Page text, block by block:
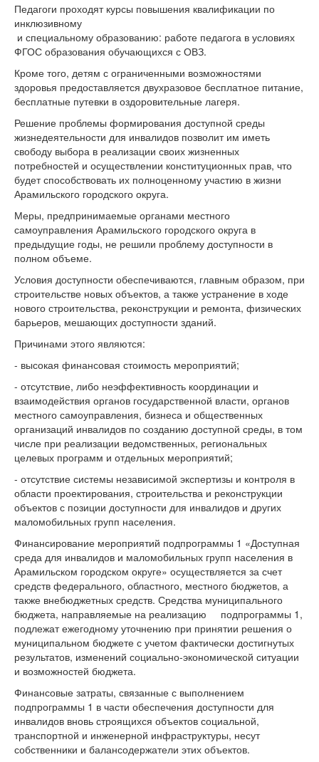
Педагоги проходят курсы повышения квалификации по
инклюзивному
и специальному образованию: работе педагога в условиях
ФГОС образования обучающихся с ОВЗ.
Кроме того, детям с ограниченными возможностями
здоровья предоставляется двухразовое бесплатное питание,
бесплатные путевки в оздоровительные лагеря.
Решение проблемы формирования доступной среды
жизнедеятельности для инвалидов позволит им иметь
свободу выбора в реализации своих жизненных
потребностей и осуществлении конституционных прав, что
будет способствовать их полноценному участию в жизни
Арамильского городского округа.
Меры, предпринимаемые органами местного
самоуправления Арамильского городского округа в
предыдущие годы, не решили проблему доступности в
полном объеме.
Условия доступности обеспечиваются, главным образом, при
строительстве новых объектов, а также устранение в ходе
нового строительства, реконструкции и ремонта, физических
барьеров, мешающих доступности зданий.
Причинами этого являются:
- высокая финансовая стоимость мероприятий;
- отсутствие, либо неэффективность координации и
взаимодействия органов государственной власти, органов
местного самоуправления, бизнеса и общественных
организаций инвалидов по созданию доступной среды, в том
числе при реализации ведомственных, региональных
целевых программ и отдельных мероприятий;
- отсутствие системы независимой экспертизы и контроля в
области проектирования, строительства и реконструкции
объектов с позиции доступности для инвалидов и других
маломобильных групп населения.
Финансирование мероприятий подпрограммы 1 «Доступная
среда для инвалидов и маломобильных групп населения в
Арамильском городском округе» осуществляется за счет
средств федерального, областного, местного бюджетов, а
также внебюджетных средств. Средства муниципального
бюджета, направляемые на реализацию подпрограммы 1,
подлежат ежегодному уточнению при принятии решения о
муниципальном бюджете с учетом фактически достигнутых
результатов, изменений социально-экономической ситуации
и возможностей бюджета.
Финансовые затраты, связанные с выполнением
подпрограммы 1 в части обеспечения доступности для
инвалидов вновь строящихся объектов социальной,
транспортной и инженерной инфраструктуры, несут
собственники и балансодержатели этих объектов.